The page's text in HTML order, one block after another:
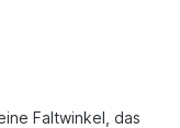
Faltwinkel, das